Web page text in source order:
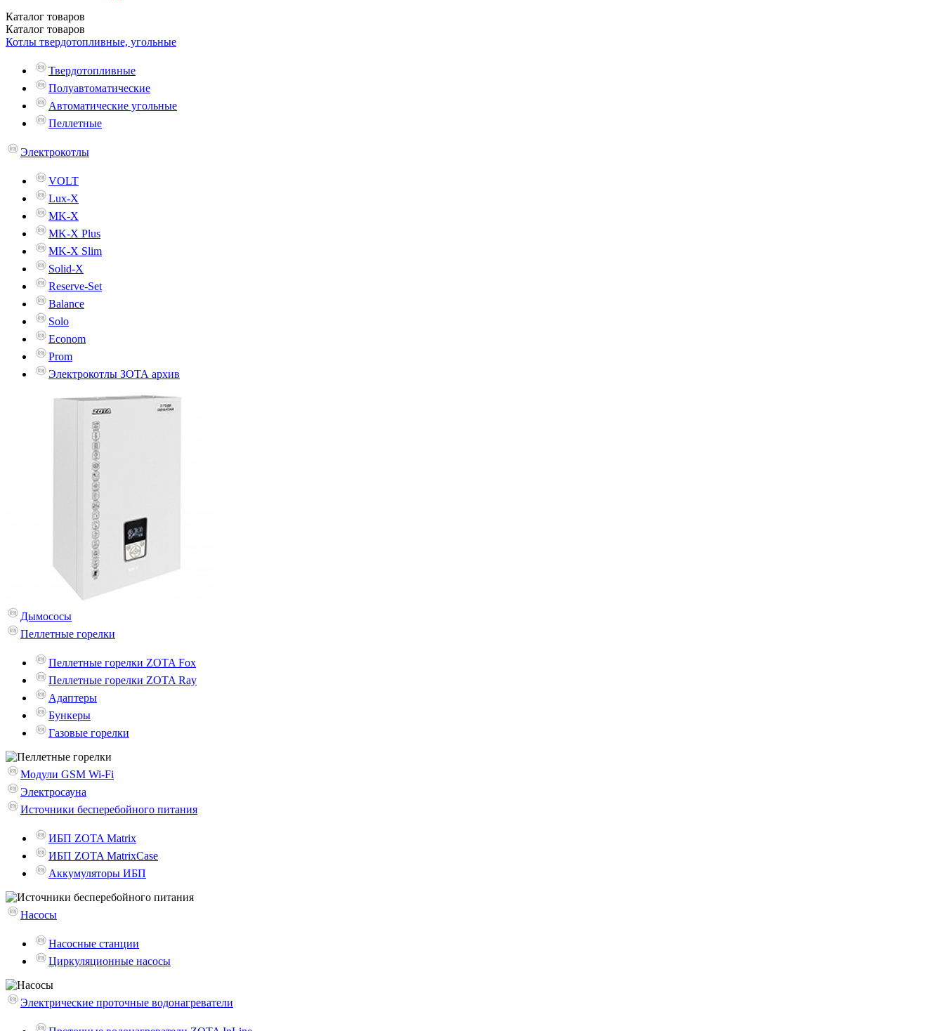
Каталог товаров
Каталог товаров
Котлы твердотопливные, угольные
Твердотопливные
Полуавтоматические
Автоматические угольные
Пеллетные
Электрокотлы
VOLT
Lux-X
MK-X
MK-X Plus
MK-X Slim
Solid-X
Reserve-Set
Balance
Solo
Econom
Prom
Электрокотлы ЗОТА архив
Дымососы
Пеллетные горелки
Пеллетные горелки ZOTA Fox
Пеллетные горелки ZOTA Ray
Адаптеры
Бункеры
Газовые горелки
Модули GSM Wi-Fi
Электросауна
Источники бесперебойного питания
ИБП ZOTA Matrix
ИБП ZOTA MatrixCase
Аккумуляторы ИБП
Насосы
Насосные станции
Циркуляционные насосы
Электрические проточные водонагреватели